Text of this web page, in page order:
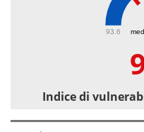
93.6
Indice di